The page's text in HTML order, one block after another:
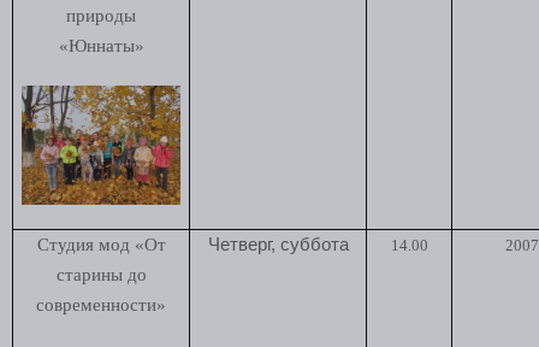
природы
«Юннаты»
Студия мод «От
старины до
современности»
Четверг, суббота 14.00 2007